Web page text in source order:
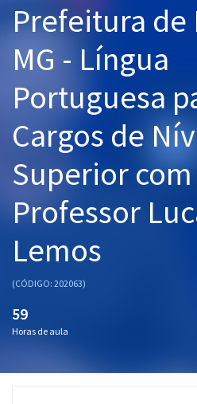
Graduação
OAB
Mentorias
Questões grátis
Conteúdo gratuito
Blog
Aprovados
Prefeitura de
MG - Língua
Portuguesa
Cargos de
Superior
Professor
Lemos
(CÓDIGO: 202063)
59
Horas de aula